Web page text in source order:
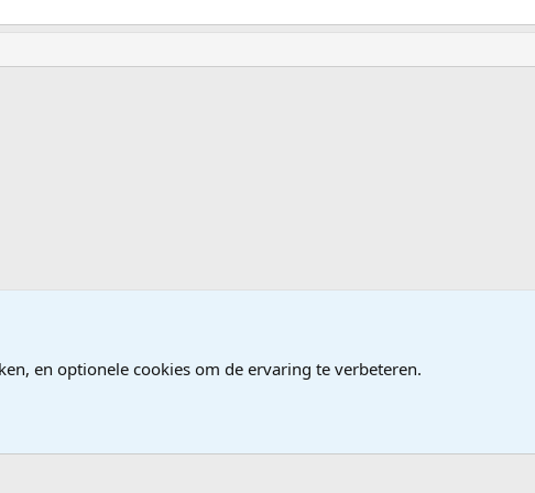
en optionele cookies om de ervaring te verbeteren.